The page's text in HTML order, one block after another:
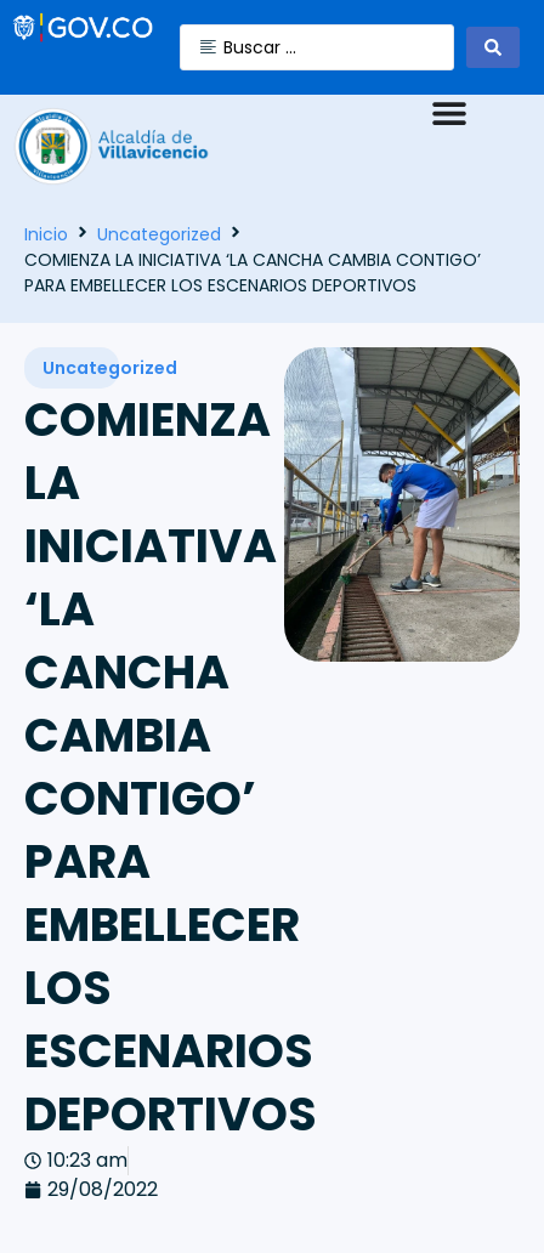
Inicio
Uncategorized
COMIENZA LA INICIATIVA ‘LA CANCHA CAMBIA CONTIGO’
PARA EMBELLECER LOS ESCENARIOS DEPORTIVOS
Uncategorized
COMIENZA
LA
INICIATIVA
‘LA
CANCHA
CAMBIA
CONTIGO’
PARA
EMBELLECER
LOS
ESCENARIOS
DEPORTIVOS
10:23 am
29/08/2022